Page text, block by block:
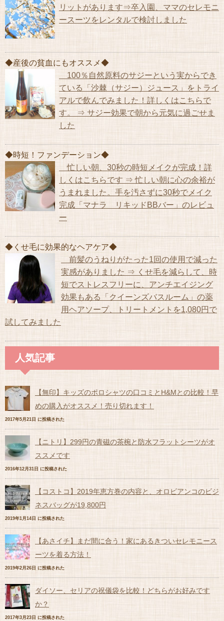
リットがあります⇒卒入園、ママのセレモニ
ースーツをレンタルで検討しました
◆産後の貧血にもオススメ◆
100％自然原料のサジーという実からでき
ている「沙棘（サジー）ジュース」をトライ
アルで飲んでみました！詳しくはこちらで
す。 ⇒ サジー効果で朝から元気に過ごせま
した
◆時短！ファンデーション◆
忙しい朝、30秒の時短メイクが完成！詳
しくはこちらです ⇒ 忙しい朝に心の余裕が
うまれました。手を汚さずに30秒でメイク
完成「マナラ リキッドBBバー」のレビュ
ー
◆くせ毛に効果的なヘアケア◆
前髪のうねりがたった1回の使用で減った
実感がありました ⇒ くせ毛を減らして、時
短でストレスフリーに、アンチエイジング
効果もある「クイーンズバスルーム」の薬
用ヘアソープ、トリートメントを1,080円で
試してみました
人気記事
【無印】キッズのポロシャツの口コミとH&Mとの比較！早
めの購入がオススメ！売り切れます！
2017年5月21日 に投稿された
【ニトリ】299円の青磁の茶椀と防水フラットシーツがオ
ススメです
2016年12月31日 に投稿された
【コストコ】2019年恵方巻の内容と、オロビアンコのビジ
ネスバッグが19,800円
2019年1月14日 に投稿された
【あさイチ】まだ間に合う！家にあるきついセレモニース
ーツを着る方法！
2019年2月26日 に投稿された
ダイソー、セリアの祝儀袋を比較！どちらがお好みです
か？
2017年3月23日 に投稿された